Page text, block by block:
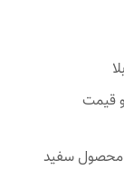
قیمت
محصول سفید